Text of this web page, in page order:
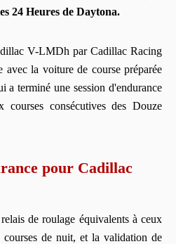
24 Heures de Daytona.
V-LMDh par Cadillac Racing
avec la voiture de course préparée
a terminé une session d'endurance
courses consécutives des Douze
pour Cadillac
de roulage équivalents à ceux
de nuit, et la validation de